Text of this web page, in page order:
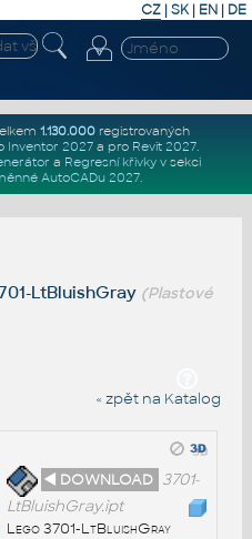
CZ | SK| EN | DE
1.130.000registrovaných
Inventor 2027a pro Revit 2027.
a Regresní křivkyv sekci
AutoCADu 2027.
LtBluishGray (Plastové
« zpět na Katalog
◄ DOWNLOAD 3701-
LtBluishGray.ipt
Lego 3701-LtBluishGray